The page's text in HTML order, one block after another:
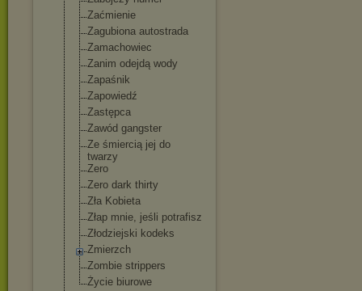
Zaćmienie
Zagubiona autostrada
Zamachowiec
Zanim odejdą wody
Zapaśnik
Zapowiedź
Zastępca
Zawód gangster
Ze śmiercią jej do
twarzy
Zero
Zero dark thirty
Zła Kobieta
Złap mnie, jeśli potrafisz
Złodziejski kodeks
Zmierzch
Zombie strippers
Życie biurowe